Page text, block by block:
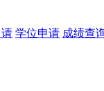
学位申请 成绩查